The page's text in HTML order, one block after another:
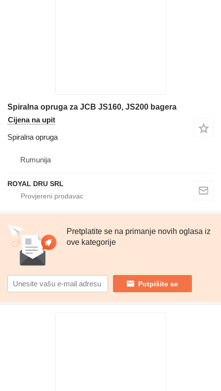
Spiralna opruga za JCB JS160, JS200 bagera
Cijena na upit
Spiralna opruga
Rumunija
ROYAL DRU SRL
Pretplatite se na primanje novih oglasa iz
ove kategorije
Potpišite se